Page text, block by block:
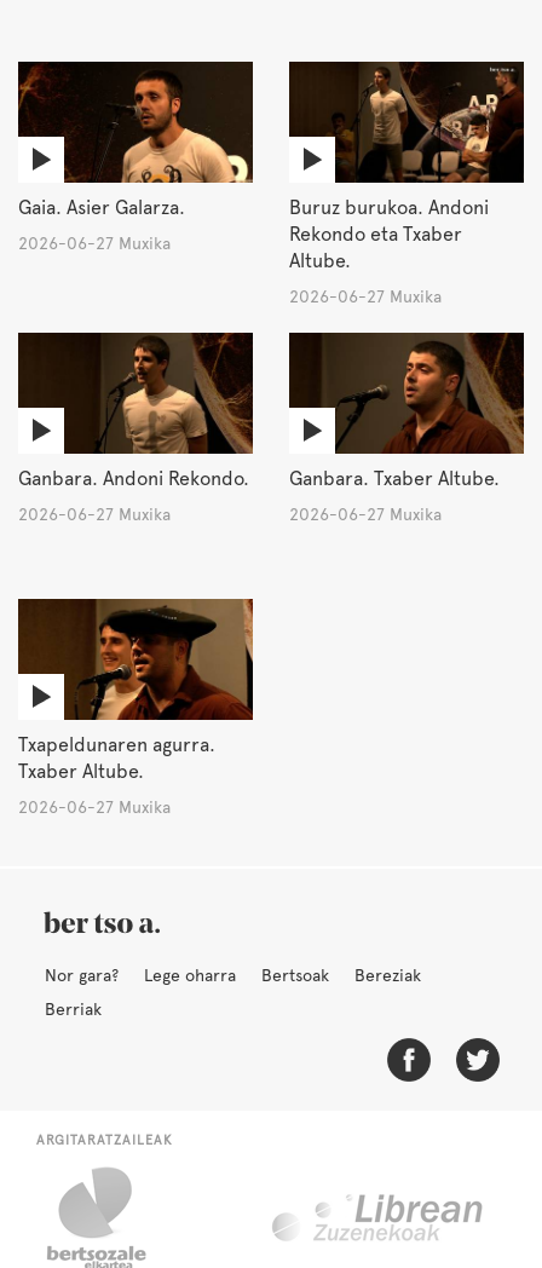
Gaia. Asier Galarza.
2026-06-27 Muxika
Buruz burukoa. Andoni
Rekondo eta Txaber
Altube.
2026-06-27 Muxika
Ganbara. Andoni Rekondo.
2026-06-27 Muxika
Ganbara. Txaber Altube.
2026-06-27 Muxika
Txapeldunaren agurra.
Txaber Altube.
2026-06-27 Muxika
Nor gara? Lege oharra Bertsoak
Bereziak
Berriak
ARGITARATZAILEAK